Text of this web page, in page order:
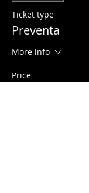
Ticket type
Preventa
More info
Price